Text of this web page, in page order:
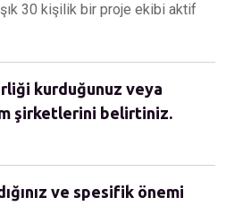
30 kişilik bir proje ekibi aktif
kurduğunuz veya
şirketlerini belirtiniz.
ve spesifik önemi